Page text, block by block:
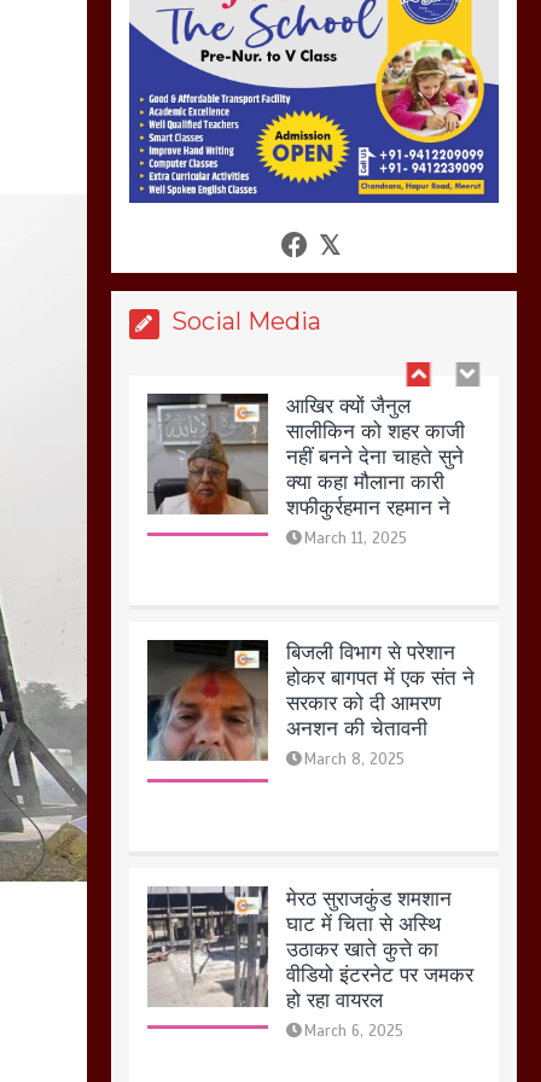
Social Media
की गई गाली गलोच ,कहा
अगर रखी गई होली तो होगा
March 11, 2025
आखिर क्यों जैनुल
नहीं बनने देना चाहते सुने
क्या कहा मौलाना कारी
शफीकुर्रहमान रहमान ने
March 11, 2025
बिजली विभाग से परेशान
होकर बागपत में एक संत ने
सरकार को दी आमरण
अनशन की चेतावनी
March 8, 2025
मेरठ सुराजकुंड शमशान
घाट में चिता से अस्थि
उठाकर खाते कुत्ते का
वीडियो इंटरनेट पर जमकर
होलिका रखने पर लात मार
कर होलिका को किया तहस
नहस,मोहल्ले वालों के साथ
की गई गाली गलोच ,कहा
अगर रखी गई होली तो होगा